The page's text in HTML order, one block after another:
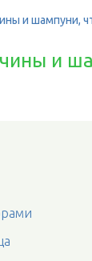
и шампуни,
и